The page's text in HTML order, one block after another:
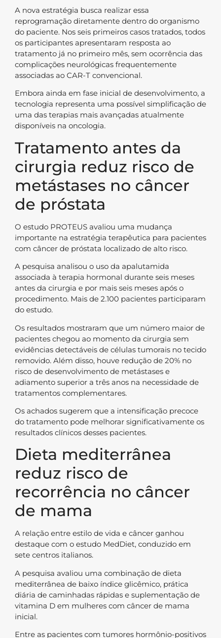
A nova estratégia busca realizar essa
reprogramação diretamente dentro do organismo
do paciente. Nos seis primeiros casos tratados, todos
os participantes apresentaram resposta ao
tratamento já no primeiro mês, sem ocorrência das
complicações neurológicas frequentemente
associadas ao CAR-T convencional.
Embora ainda em fase inicial de desenvolvimento, a
tecnologia representa uma possível simplificação de
uma das terapias mais avançadas atualmente
disponíveis na oncologia.
Tratamento antes da
cirurgia reduz risco de
metástases no câncer
de próstata
O estudo PROTEUS avaliou uma mudança
importante na estratégia terapêutica para pacientes
com câncer de próstata localizado de alto risco.
A pesquisa analisou o uso da apalutamida
associada à terapia hormonal durante seis meses
antes da cirurgia e por mais seis meses após o
procedimento. Mais de 2.100 pacientes participaram
do estudo.
Os resultados mostraram que um número maior de
pacientes chegou ao momento da cirurgia sem
evidências detectáveis de células tumorais no tecido
removido. Além disso, houve redução de 20% no
risco de desenvolvimento de metástases e
adiamento superior a três anos na necessidade de
tratamentos complementares.
Os achados sugerem que a intensificação precoce
do tratamento pode melhorar significativamente os
resultados clínicos desses pacientes.
Dieta mediterrânea
reduz risco de
recorrência no câncer
de mama
A relação entre estilo de vida e câncer ganhou
destaque com o estudo MedDiet, conduzido em
sete centros italianos.
A pesquisa avaliou uma combinação de dieta
mediterrânea de baixo índice glicêmico, prática
diária de caminhadas rápidas e suplementação de
vitamina D em mulheres com câncer de mama
inicial.
Entre as pacientes com tumores hormônio-positivos